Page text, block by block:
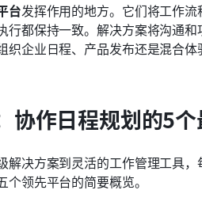
台发挥作用的地方。它们将工作
行都保持一致。解决方案将沟通
织企业日程、产品发布还是混合
协作日程规划的5
解决方案到灵活的工作管理工具
个领先平台的简要概览。